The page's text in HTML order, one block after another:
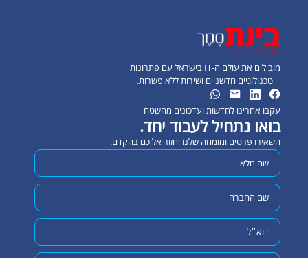
מובילים את עולם ה-IT בישראל עם פתרונות
טכנולוגיים חדשניים ושירות ללא פשרות.
עקבו אחרינו לחדשות ועדכונים מהשטח
בואו נתחיל לעבוד יחד.
השאירו פרטים ומומחה שלנו יחזור אליכם בהקדם.